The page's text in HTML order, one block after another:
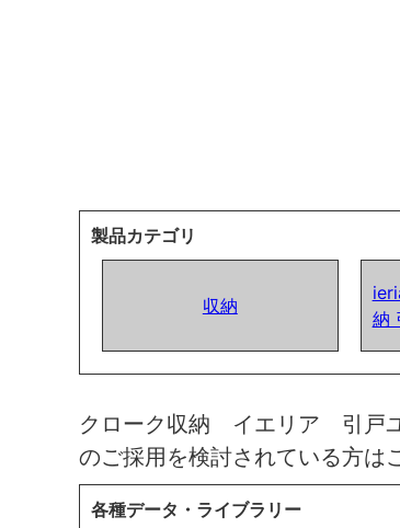
製品カテゴリ
収納
納
クローク収納 イエリア 引戸
のご採用を検討されている方は
各種データ・ライブラリー